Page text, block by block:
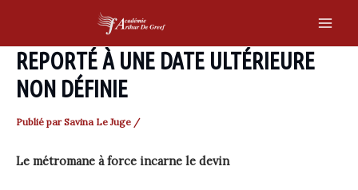
content
REPORTÉ À UNE DATE ULTÉRIEURE
NON DÉFINIE
Publié par Savina Le Juge /
Le métromane à force incarne le devin